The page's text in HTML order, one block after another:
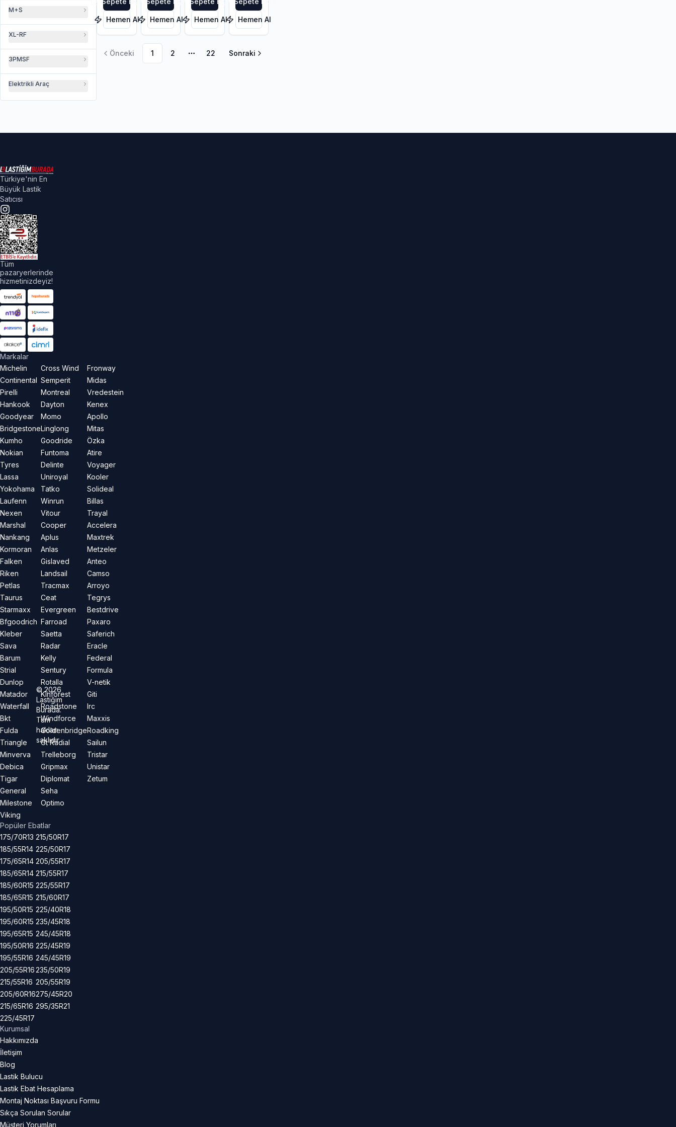
M+S
XL-RF
3PMSF
Elektrikli Araç
Hemen Al
3PMSF
Hemen Al
3PMSF
Hemen Al
3PMSF
Hemen Al
Önceki 1 2
Daha fazla sayfa
22 Sonraki
Türkiye'nin En
Büyük Lastik
Satıcısı
Tüm
pazaryerlerinde
hizmetinizdeyiz!
Markalar
Michelin
Continental
Pirelli
Hankook
Goodyear
Bridgestone
Kumho
Nokian
Tyres
Lassa
Yokohama
Laufenn
Nexen
Marshal
Nankang
Kormoran
Falken
Riken
Petlas
Taurus
Starmaxx
Bfgoodrich
Kleber
Sava
Barum
Strial
Dunlop
Matador
Waterfall
Bkt
Fulda
Triangle
Minverva
Debica
Tigar
General
Milestone
Viking
Cross Wind
Semperit
Montreal
Dayton
Momo
Linglong
Goodride
Funtoma
Delinte
Uniroyal
Tatko
Winrun
Vitour
Cooper
Aplus
Anlas
Gislaved
Landsail
Tracmax
Ceat
Evergreen
Farroad
Saetta
Radar
Kelly
Sentury
Rotalla
Kinforest
Roadstone
Windforce
Goldenbridge
Gt Radial
Trelleborg
Gripmax
Diplomat
Seha
Optimo
Fronway
Midas
Vredestein
Kenex
Apollo
Mitas
Özka
Atire
Voyager
Kooler
Solideal
Billas
Trayal
Accelera
Maxtrek
Metzeler
Anteo
Camso
Arroyo
Tegrys
Bestdrive
Paxaro
Saferich
Eracle
Federal
Formula
V-netik
Giti
Irc
Maxxis
Roadking
Sailun
Tristar
Unistar
Zetum
Popüler Ebatlar
175/70R13
185/55R14
175/65R14
185/65R14
185/60R15
185/65R15
195/50R15
195/60R15
195/65R15
195/50R16
195/55R16
205/55R16
215/55R16
205/60R16
215/65R16
225/45R17
215/50R17
225/50R17
205/55R17
215/55R17
225/55R17
215/60R17
225/40R18
235/45R18
245/45R18
225/45R19
245/45R19
235/50R19
205/55R19
275/45R20
295/35R21
Kurumsal
Hakkımızda
İletişim
Blog
Lastik Bulucu
Lastik Ebat Hesaplama
Montaj Noktası Başvuru Formu
Sıkça Sorulan Sorular
Müşteri Yorumları
©2026
Lastiğim
Burada.
Tüm
hakları
saklıdır.